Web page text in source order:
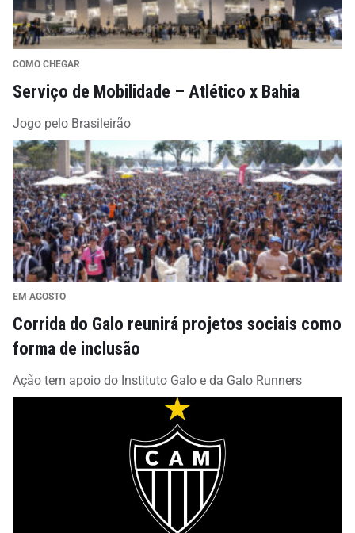
COMO CHEGAR
Serviço de Mobilidade – Atlético x Bahia
Jogo pelo Brasileirão
EM AGOSTO
Corrida do Galo reunirá projetos sociais como
forma de inclusão
Ação tem apoio do Instituto Galo e da Galo Runners